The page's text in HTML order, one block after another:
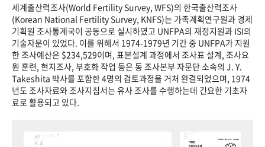
세계출산력조사(World Fertility Survey, WFS)의 한국출산력조사
(Korean National Fertility Survey, KNFS)는 가족계획연구원과 경제
기획원 조사통계국이 공동으로 실시하였고 UNFPA의 재정지원과 ISI의
기술자문이 있었다. 이를 위해서 1974-1979년 기간 중 UNFPA가 지원
한 조사예산은 $234,529이며, 표본설계 과정에서 조사표 설계, 조사요
원 훈련, 현지조사, 부호화 작업 등은 동 조사본부 자문단 소속의 J. Y.
Takeshita 박사를 포함한 4명의 검토과정을 거처 완결되었으며, 1974
년도 조사자료와 조사지침서는 유사 조사를 수행하는데 긴요한 기초자
료로 활용되고 있다.